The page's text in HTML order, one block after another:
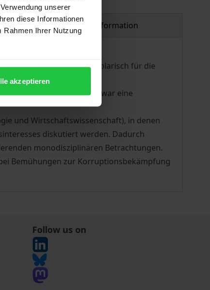
unserer
diese Informationen
Rahmen Ihrer Nutzung
akzeptieren
Product safety information
steht nicht nur exemplarisch für die
Probleme der
Ansätzen sichtbar, was zwar eine
und Wirtschaftswissenschaft), in denen
diskutiert werden. Dadurch
monodisziplinären Betrachtungen.
Bemühungen zur Korruptionsbekämpfung
Follow us on